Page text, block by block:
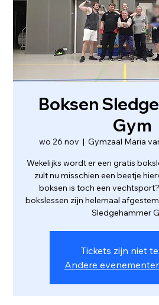
Boksen
Gym
wo 26 nov
  |
Gymzaal Maria
Wekelijks wordt er een gratis
zult nu misschien een beetje
boksen is toch een
bokslessen zijn helemaal
Sledgehammer
Tickets zijn niet
Andere